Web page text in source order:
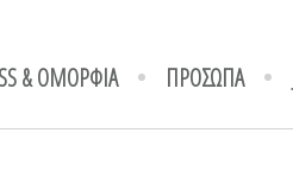
& ΟΜΟΡΦΙΑ ΠΡΟΣΩΠΑ